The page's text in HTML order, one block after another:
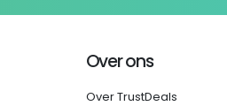
Over ons
Over TrustDeals